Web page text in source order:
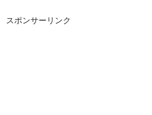
スポンサーリンク